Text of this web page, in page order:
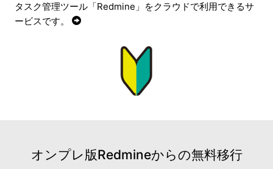
タスク管理ツール「Redmine」をクラウドで利用できるサ
ービスです。
オンプレ版Redmineからの無料移行